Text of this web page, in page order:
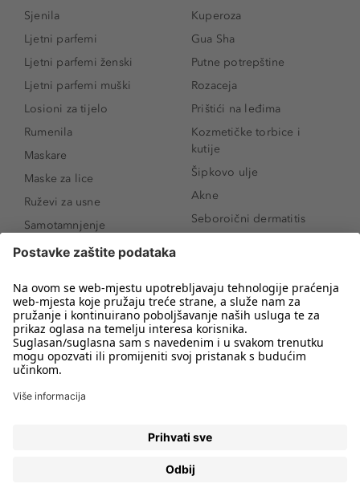
Sjenila
Ljetni parfemi
Ljetni parfemi ženski
Ljetni parfemi muški
Losioni za tijelo
Rumenila
Maskare
Maske za lice
Ruževi za usne
Samotamnjenje
Puderi
Proizvodi za obrve
Sunce i zaštita
Serumi za lice
Proizvodi za čišćenje lica
Kuperoza
Gua Sha
Putne potrepštine
Rozaceja
Prištići na leđima
Kozmetičke torbice i
kutije
Šipkovo ulje
Akne
Seboroični dermatitis
Novo
Koji mi parfem
odgovara?
Kako našminkati oči da
Kako ukloniti mitesere
Hijaluronska krema